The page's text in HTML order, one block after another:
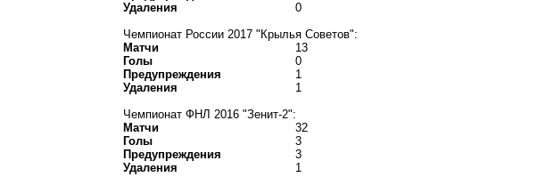
Удаления
0
Чемпионат России 2017 "Крылья Советов":
Матчи
13
Голы
0
Предупреждения
1
Удаления
1
Чемпионат ФНЛ 2016 "Зенит-2":
Матчи
32
Голы
3
Предупреждения
3
Удаления
1